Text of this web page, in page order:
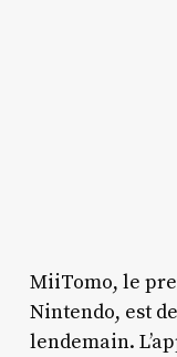
MiiTomo, le
Nintendo, est
lendemain.